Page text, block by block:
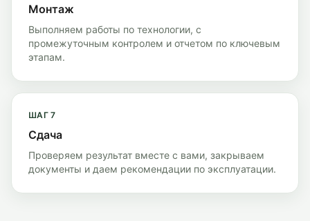
Монтаж
Выполняем работы по технологии, с
промежуточным контролем и отчетом по ключевым
этапам.
ШАГ7
Сдача
Проверяем результат вместе с вами, закрываем
документы и даем рекомендации по эксплуатации.